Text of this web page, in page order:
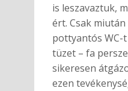
is leszavaztuk,
ért. Csak
pottyantós WC-
tüzet – fa
sikeresen
ezen